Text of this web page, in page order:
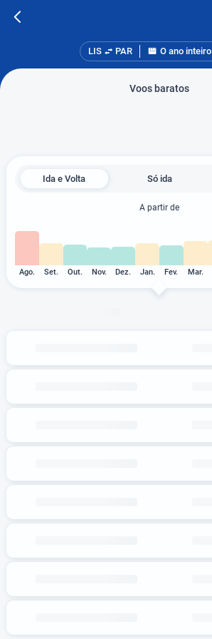
LIS PAR O ano inteiro
Voos baratos
Ida e Volta Só ida
A partir de
Ago. Set. Out. Nov. Dez. Jan. Fev. Mar.